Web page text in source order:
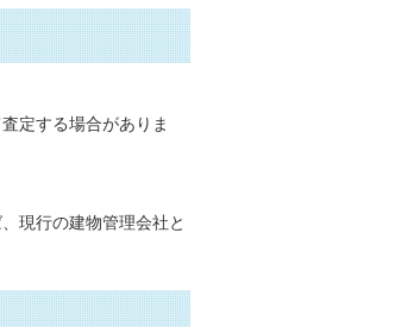
定する場合がありま
現行の建物管理会社と